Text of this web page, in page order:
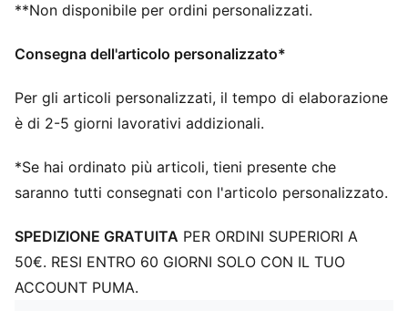
**Non disponibile per ordini personalizzati.
Consegna dell'articolo personalizzato*
Per gli articoli personalizzati, il tempo di elaborazione
è di 2-5 giorni lavorativi addizionali.
*Se hai ordinato più articoli, tieni presente che
saranno tutti consegnati con l'articolo personalizzato.
SPEDIZIONE GRATUITA PER ORDINI SUPERIORI A
50€. RESI ENTRO 60 GIORNI SOLO CON IL TUO
ACCOUNT PUMA.